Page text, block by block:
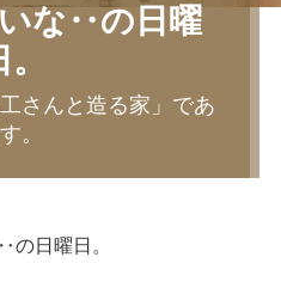
な‥の日曜
。
さんと造る家」であ
。
の日曜日。